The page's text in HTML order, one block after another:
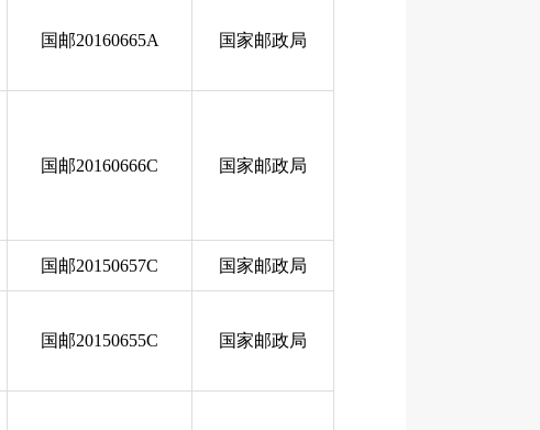
国邮20160665A 国家邮政局
国邮20160666C 国家邮政局
国邮20150657C 国家邮政局
国邮20150655C 国家邮政局